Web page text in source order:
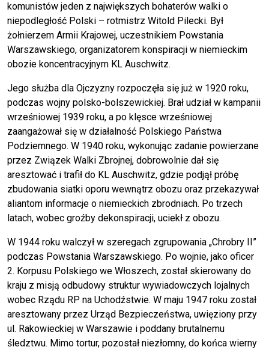
komunistów jeden z największych bohaterów walki o
niepodległość Polski – rotmistrz Witold Pilecki. Był
żołnierzem Armii Krajowej, uczestnikiem Powstania
Warszawskiego, organizatorem konspiracji w niemieckim
obozie koncentracyjnym KL Auschwitz.
Jego służba dla Ojczyzny rozpoczęła się już w 1920 roku,
podczas wojny polsko-bolszewickiej. Brał udział w kampanii
wrześniowej 1939 roku, a po klęsce wrześniowej
zaangażował się w działalność Polskiego Państwa
Podziemnego. W 1940 roku, wykonując zadanie powierzane
przez Związek Walki Zbrojnej, dobrowolnie dał się
aresztować i trafił do KL Auschwitz, gdzie podjął próbę
zbudowania siatki oporu wewnątrz obozu oraz przekazywał
aliantom informacje o niemieckich zbrodniach. Po trzech
latach, wobec groźby dekonspiracji, uciekł z obozu.
W 1944 roku walczył w szeregach zgrupowania „Chrobry II”
podczas Powstania Warszawskiego. Po wojnie, jako oficer
2. Korpusu Polskiego we Włoszech, został skierowany do
kraju z misją odbudowy struktur wywiadowczych lojalnych
wobec Rządu RP na Uchodźstwie. W maju 1947 roku został
aresztowany przez Urząd Bezpieczeństwa, uwięziony przy
ul. Rakowieckiej w Warszawie i poddany brutalnemu
śledztwu. Mimo tortur, pozostał niezłomny, do końca wierny